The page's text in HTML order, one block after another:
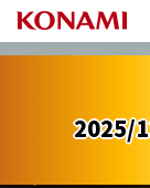
2025/